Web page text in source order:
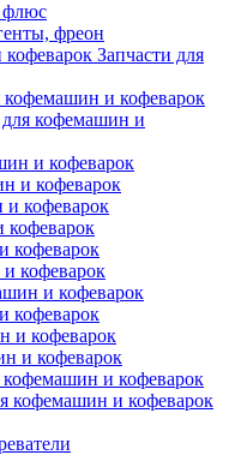
фреон
Запчасти для
и кофеварок
кофемашин и
и кофеварок
и кофеварок
кофеварок
кофеварок
кофеварок
и кофеварок
кофеварок
и кофеварок
и кофеварок
кофемашин и кофеварок
кофемашин и кофеварок